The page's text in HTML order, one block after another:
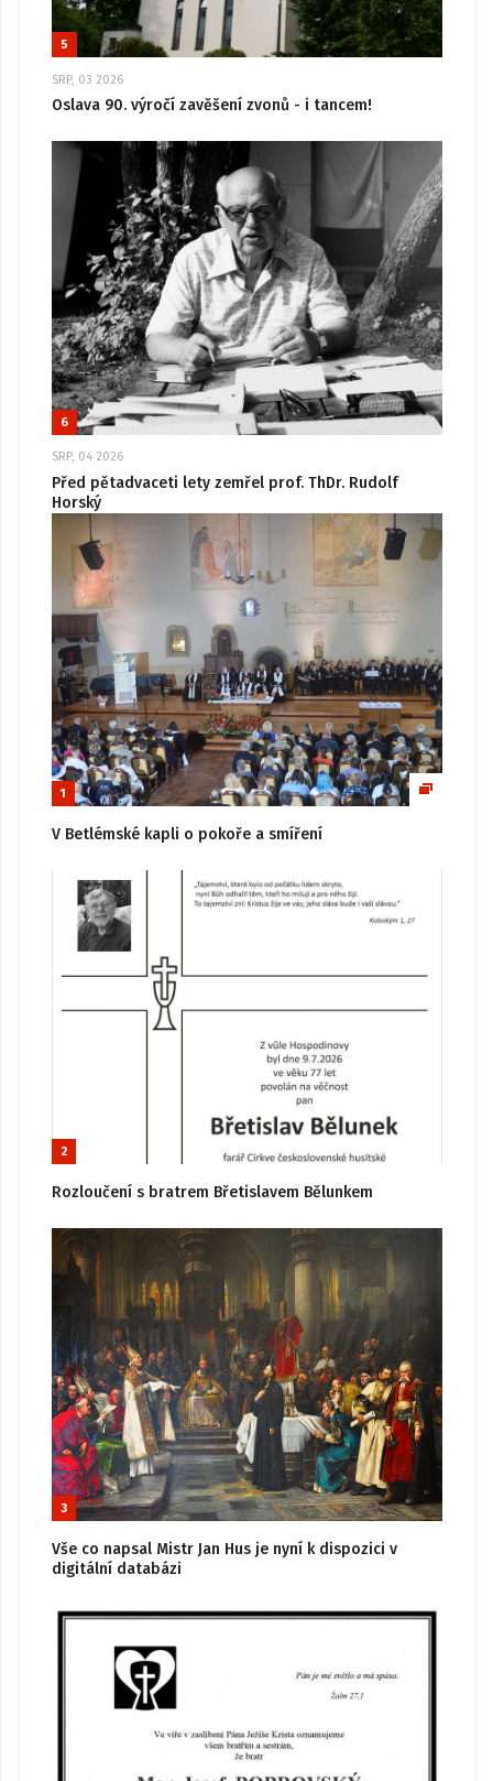
5
SRP, 03 2026
Oslava 90. výročí zavěšení zvonů - i tancem!
6
SRP, 04 2026
Před pětadvaceti lety zemřel prof. ThDr. Rudolf
Horský
1
V Betlémské kapli o pokoře a smíření
2
Rozloučení s bratrem Břetislavem Bělunkem
3
Vše co napsal Mistr Jan Hus je nyní k dispozici v
digitální databázi